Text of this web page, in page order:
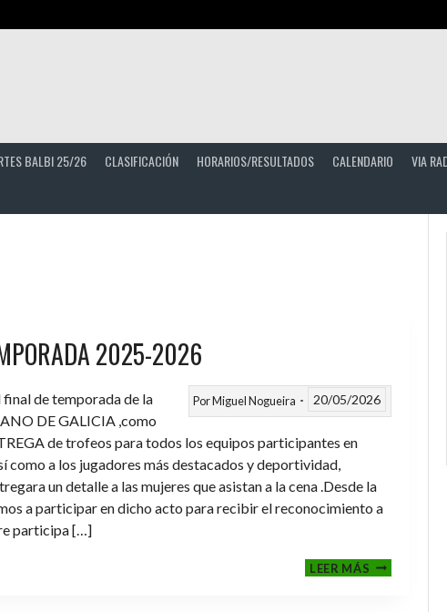
BALBI 25/26 CLASIFICACIÓN HORARIOS/RESULTADOS CALENDARIO VIA
2025-2026
PorMiguel Nogueira 20/05/2026
final de temporada de la
DE GALICIA ,como
de trofeos para todos los equipos participantes en
como a los jugadores más destacados y deportividad,
un detalle a las mujeres que asistan a la cena .Desde la
a participar en dicho acto para recibir el reconocimiento a
participa […]
LEER MÁSCENA-
ENTREGA